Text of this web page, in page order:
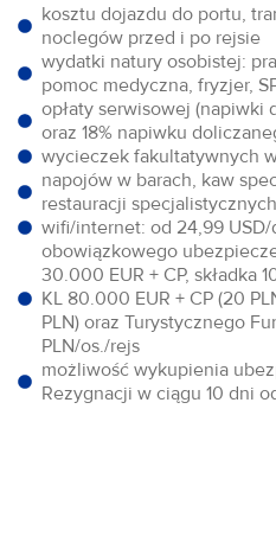
kosztu dojazdu do portu,
noclegów przed i po rejsie
wydatki natury osobistej:
pomoc medyczna, fryzjer,
opłaty serwisowej (napiwki
oraz 18% napiwku
wycieczek fakultatywnych
napojów w barach, kaw
restauracji specjalistycznych
wifi/internet: od 24,99
obowiązkowego
30.000 EUR + CP, składka
KL 80.000 EUR + CP (20
PLN) oraz Turystycznego
PLN/os./rejs
możliwość wykupienia
Rezygnacji w ciągu 10 dni